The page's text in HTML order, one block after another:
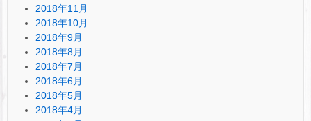
2018年11月
2018年10月
2018年9月
2018年8月
2018年7月
2018年6月
2018年5月
2018年4月